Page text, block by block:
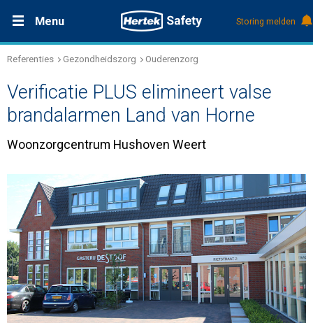
Menu
Oplossingen
Producten
Service & Onderhoud
Kennis
Over Hertek
Werken bij Hertek
Storing melden
Productdocumentatie (DMS)
+31 (0)495 584111
Referenties Gezondheidszorg Ouderenzorg
Verificatie PLUS elimineert valse
brandalarmen Land van Horne
Woonzorgcentrum Hushoven Weert